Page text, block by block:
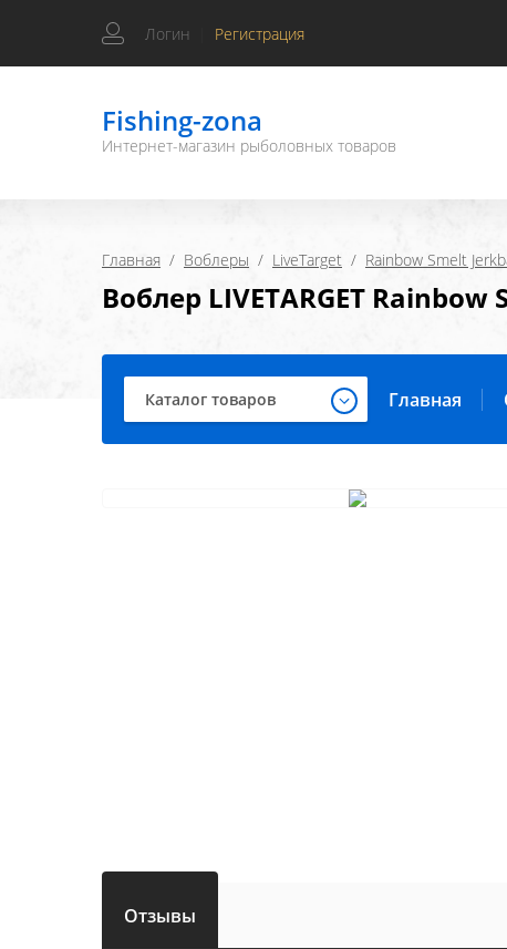
Логин Регистрация
Fishing-zona
Интернет-магазин рыболовных товаров
Главная
  /
Воблеры
  /
LiveTarget
  /
Rainbow Smelt
Воблер LIVETARGET
Каталог товаров Главная
Отзывы